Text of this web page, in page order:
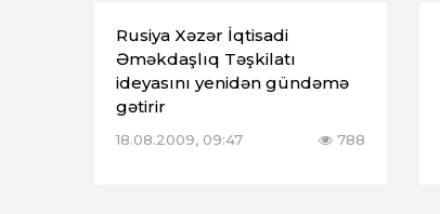
Rusiya Xəzər İqtisadi
Əməkdaşlıq Təşkilatı
ideyasını yenidən gündəmə
gətirir
18.08.2009, 09:47 788